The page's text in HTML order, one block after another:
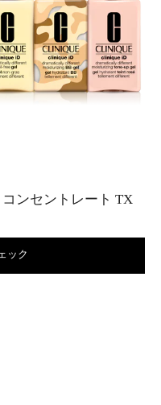
ンセントレート TX
ック